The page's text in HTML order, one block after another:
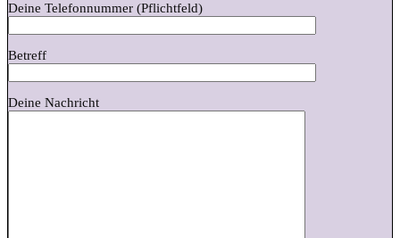
Deine Telefonnummer (Pflichtfeld)
Betreff
Deine Nachricht